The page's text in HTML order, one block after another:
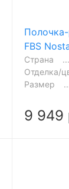
FBS
Страна
Отделка/
Размер
9 949